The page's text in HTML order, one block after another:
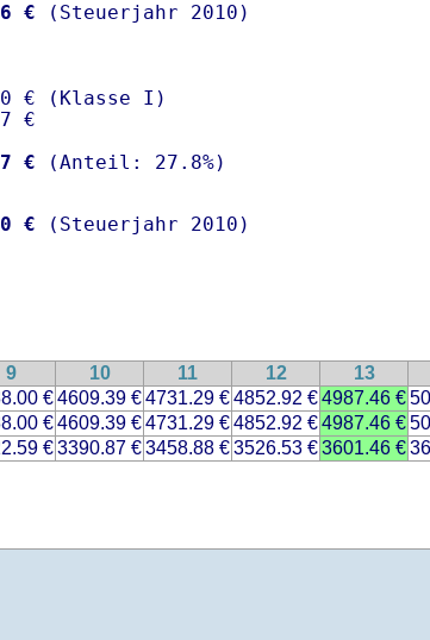
€ (Steuerjahr 2010)
€ (Klasse I)
€
€
€ (Steuerjahr 2010)
9 10 11 12
13
€4609.39 €4731.29 €4852.92 €4987.46 €
€4609.39 €4731.29 €4852.92 €4987.46 €
€3390.87 €3458.88 €3526.53 €3601.46 €